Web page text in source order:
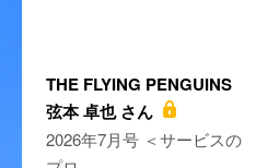
THE FLYING PENGUINS
弦本 卓也 さん
2026年7月号 ＜サービスの